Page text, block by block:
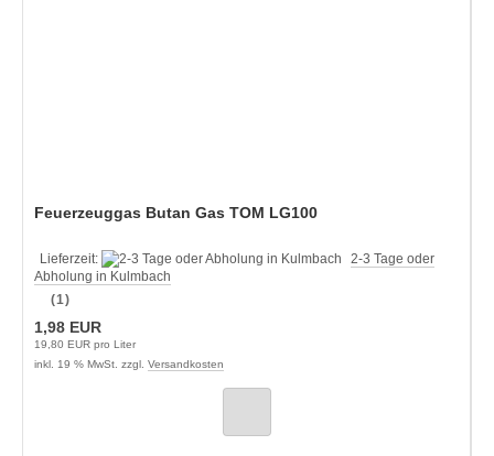
Feuerzeuggas Butan Gas TOM LG100
Lieferzeit:
2-3 Tage oder
Abholung in Kulmbach
(1)
1,98 EUR
19,80 EUR pro Liter
inkl. 19 % MwSt. zzgl. Versandkosten